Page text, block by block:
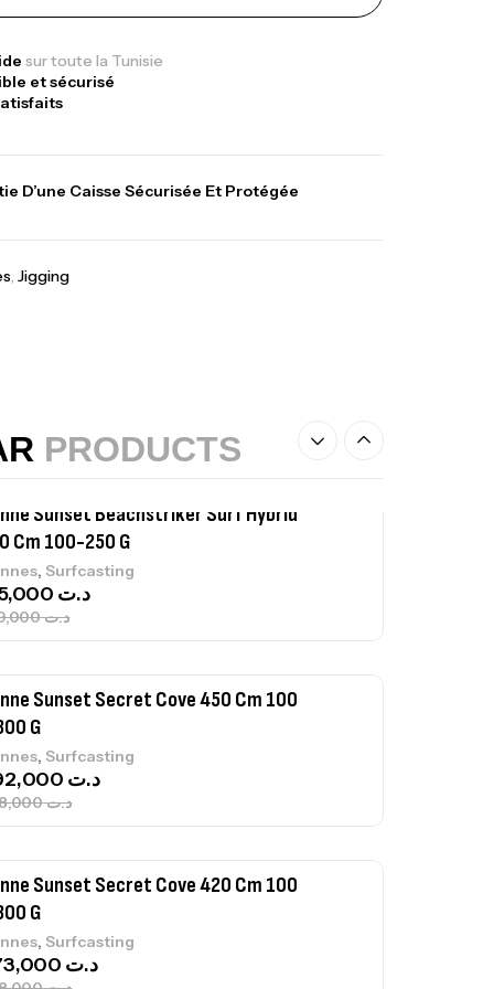
sur toute la Tunisie
et sécurisé
D’une Caisse Sécurisée Et Protégée
, Jigging
PRODUCTS
د.ت420,000
د.ت378,000
3 Branches Inox T26S/35
Sunset Secret Cove 450 Cm 100
G
, Surfcasting
د.ت768,000
د.ت692,000
Sunset Secret Cove 420 Cm 100
G
, Surfcasting
د.ت748,000
د.ت 673,000
Jigging Sunset Massive Attack
120/250gr 30kg
, Jigging
د.ت340,000